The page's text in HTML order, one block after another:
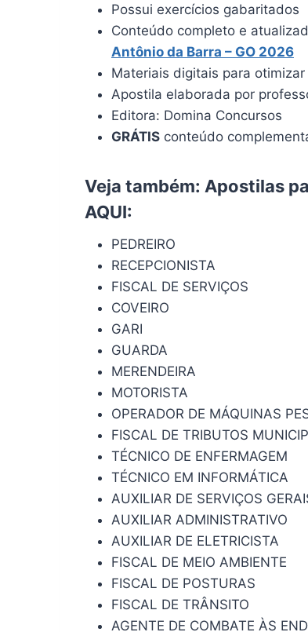
Possui exercícios gabaritados
Conteúdo completo e
Antônio da Barra – GO 2026
Materiais digitais para
Apostila elaborada por
Editora: Domina Concursos
GRÁTIS conteúdo
Veja também: Apostilas
AQUI:
PEDREIRO
RECEPCIONISTA
FISCAL DE SERVIÇOS
COVEIRO
GARI
GUARDA
MERENDEIRA
MOTORISTA
OPERADOR DE MÁQUINAS
FISCAL DE TRIBUTOS
TÉCNICO DE ENFERMAGEM
TÉCNICO EM INFORMÁTICA
AUXILIAR DE SERVIÇOS
AUXILIAR ADMINISTRATIVO
AUXILIAR DE ELETRICISTA
FISCAL DE MEIO AMBIENTE
FISCAL DE POSTURAS
FISCAL DE TRÂNSITO
AGENTE DE COMBATE ÀS